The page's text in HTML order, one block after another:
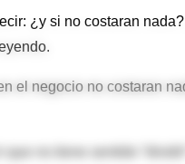
¿y si no costaran
el negocio no costaran